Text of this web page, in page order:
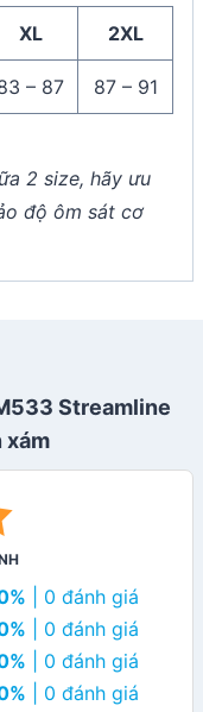
XL 2XL
– 87 87 – 91
2 size, hãy ưu
độ ôm sát cơ
Streamline
xám
| 0 đánh giá
| 0 đánh giá
| 0 đánh giá
| 0 đánh giá